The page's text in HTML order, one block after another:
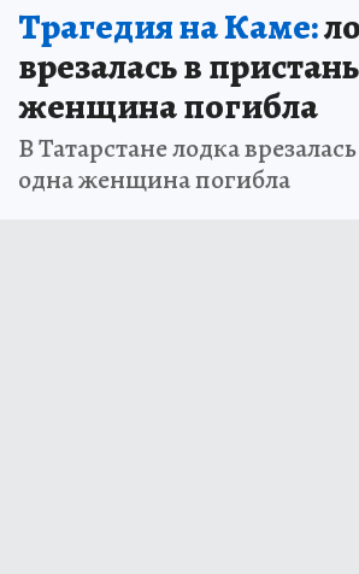
Трагедия на Каме:
врезалась в
женщина погибла
В Татарстане лодка
одна женщина погибла